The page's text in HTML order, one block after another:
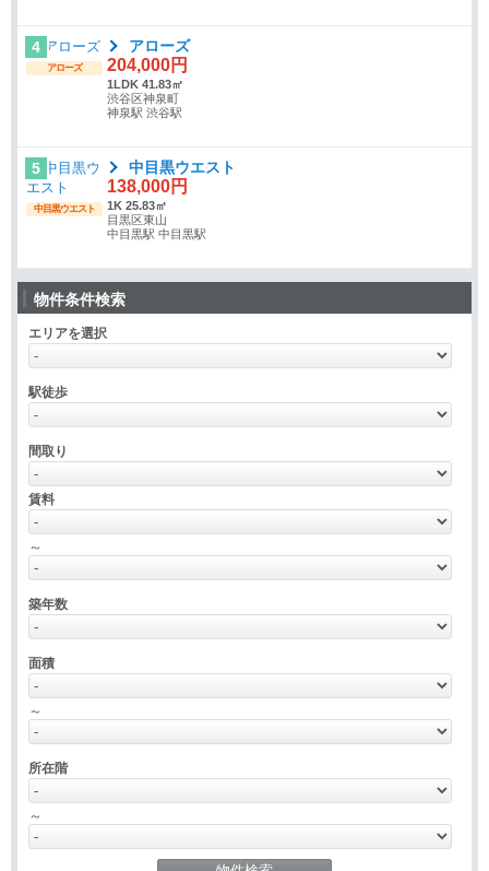
4
アローズ
アローズ
204,000円
1LDK 41.83㎡
渋谷区神泉町
神泉駅 渋谷駅
5
中目黒ウエスト
中目黒ウエスト
138,000円
1K 25.83㎡
目黒区東山
中目黒駅 中目黒駅
物件条件検索
エリアを選択
駅徒歩
間取り
賃料
～
築年数
面積
～
所在階
～